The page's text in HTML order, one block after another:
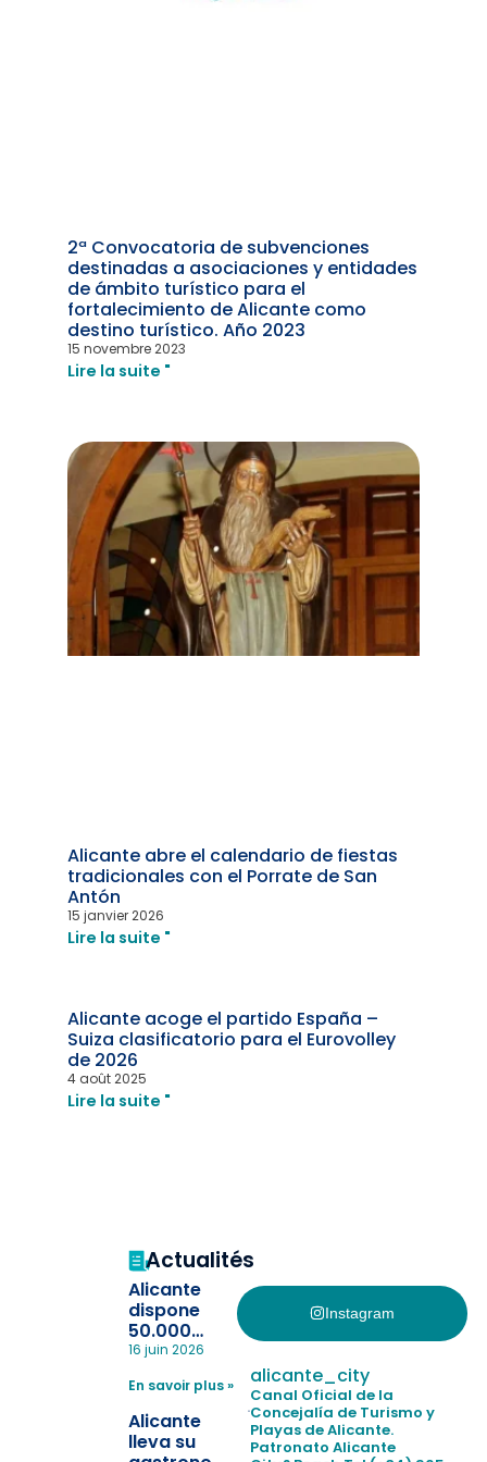
2ª Convocatoria de subvenciones
destinadas a asociaciones y entidades
de ámbito turístico para el
fortalecimiento de Alicante como
destino turístico. Año 2023
15 novembre 2023
Lire la suite "
Alicante abre el calendario de fiestas
tradicionales con el Porrate de San
Antón
15 janvier 2026
Lire la suite "
Alicante acoge el partido España –
Suiza clasificatorio para el Eurovolley
de 2026
4 août 2025
Lire la suite "
Actualités
Alicante
dispone
50.000
pulseras
la
pérdida de niños
en las
playas y
16 juin 2026
En savoir plus »
Alicante
lleva su
Instagram
alicante_city
Canal Oficial de la
Concejalía de Turismo y
Playas de Alicante.
Patronato Alicante